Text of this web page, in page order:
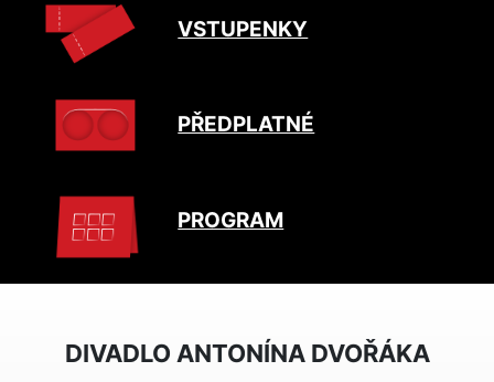
VSTUPENKY
PŘEDPLATNÉ
PROGRAM
DIVADLO ANTONÍNA DVOŘÁKA